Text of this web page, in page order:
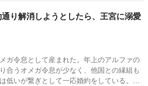
り解消しようとしたら、王宮に溺愛
ガ令息として産まれた。年上のアルファの
合うオメガ令息が少なく、他国との縁組も
低いが繋ぎとして一応婚約をしている。王